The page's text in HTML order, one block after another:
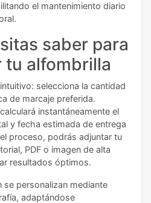
el mantenimiento diario
saber para
tu alfombrilla
selecciona la cantidad
de marcaje preferida.
instantáneamente el
y fecha estimada de entrega
proceso, podrás adjuntar tu
PDF o imagen de alta
resultados óptimos.
se personalizan mediante
adaptándose